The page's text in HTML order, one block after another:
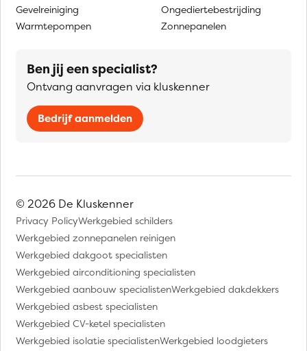
Gevelreiniging
Warmtepompen
Ongediertebestrijding
Zonnepanelen
Ben jij een specialist?
Ontvang aanvragen via kluskenner
Bedrijf aanmelden
© 2026 De Kluskenner
Privacy PolicyWerkgebied schilders
Werkgebied zonnepanelen reinigen
Werkgebied dakgoot specialisten
Werkgebied airconditioning specialisten
Werkgebied aanbouw specialistenWerkgebied dakdekkers
Werkgebied asbest specialisten
Werkgebied CV-ketel specialisten
Werkgebied isolatie specialistenWerkgebied loodgieters